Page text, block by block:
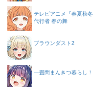
テレビアニメ『春夏秋冬
代行者 春の舞
ブラウンダスト2
一畳間まんきつ暮らし！